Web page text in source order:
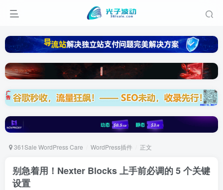
361Sale WordPress Care WordPress插件 正文
别急着用！Nexter Blocks 上手前必调的 5 个关键
设置